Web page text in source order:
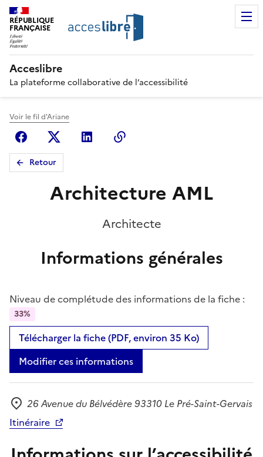
RÉPUBLIQUE
FRANÇAISE
Acceslibre
La plateforme collaborative de l’accessibilité
Voir le fil d'Ariane
FacebookX (anciennement Twitter)
Linkedin
Retour
Architecture AML
Architecte
Informations générales
Niveau de complétude des informations de la fiche :
33%
Télécharger la fiche (PDF, environ 35 Ko)
Modifier ces informations
Adresse
26 Avenue du Bélvédère 93310 Le Pré-Saint-Gervais
Itinéraire